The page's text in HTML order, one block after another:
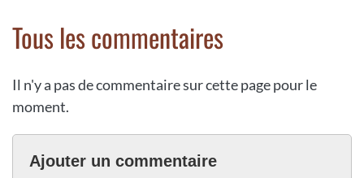
Tous les commentaires
Il n'y a pas de commentaire sur cette page pour le
moment.
Ajouter un commentaire